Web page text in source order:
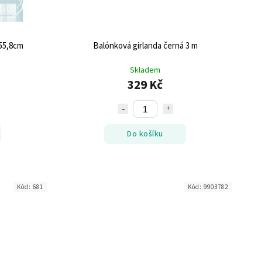
Balónková girlanda černá 3 m
Skladem
329 Kč
Do košíku
Kód: 681 Kód: 9903782